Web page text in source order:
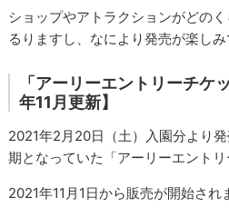
ショップやアトラクションがどの
るりますし、なにより発売が楽しみ
「アーリーエントリーチケ
年11月更新】
2021年2月20日（土）入園分より
期となっていた「アーリーエントリ
2021年11月1日から販売が開始され